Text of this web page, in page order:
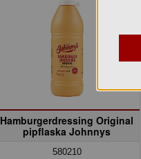
Hamburgerdressing Original
pipflaska Johnnys
580210